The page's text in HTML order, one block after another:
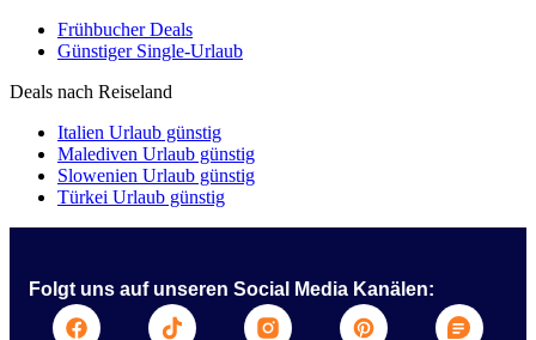
Frühbucher Deals
Günstiger Single-Urlaub
Deals nach Reiseland
Italien Urlaub günstig
Malediven Urlaub günstig
Slowenien Urlaub günstig
Türkei Urlaub günstig